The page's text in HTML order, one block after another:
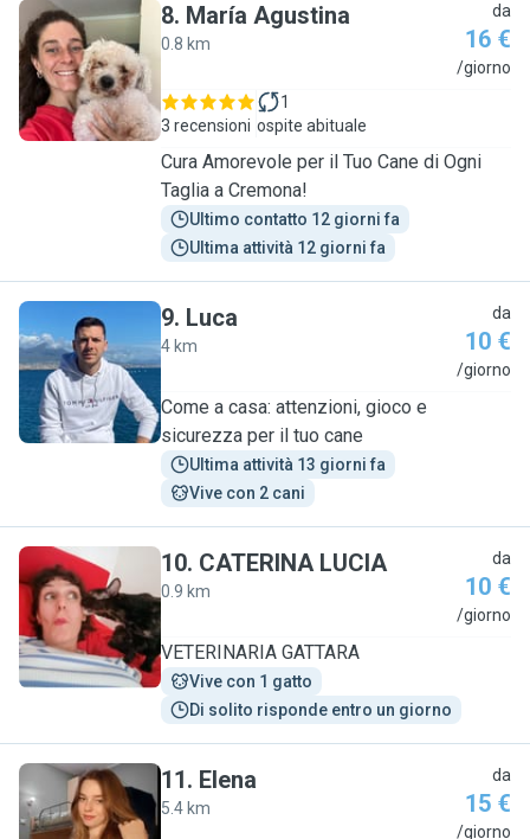
M
8. María Agustina
0.8 km
da
16 €
/giorno
3 recensioni
1
ospite abituale
Cura Amorevole per il Tuo Cane di Ogni
Taglia a Cremona!
Ultimo contatto 12 giorni fa
Ultima attività 12 giorni fa
L
9. Luca
4 km
da
10 €
/giorno
Come a casa: attenzioni, gioco e
sicurezza per il tuo cane
Ultima attività 13 giorni fa
Vive con 2 cani
C
10. CATERINA LUCIA
0.9 km
da
10 €
/giorno
VETERINARIA GATTARA
Vive con 1 gatto
Di solito risponde entro un giorno
11. Elena
5.4 km
da
15 €
/giorno